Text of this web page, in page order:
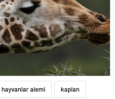
hayvanlar alemi kaplan